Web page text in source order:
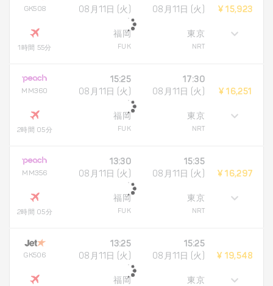
GK508
1時間 55分
08月11日 (火)
福岡
FUK
08月11日 (火)
東京
NRT
¥ 15,923
MM360
2時間 05分
15:25
08月11日 (火)
福岡
FUK
17:30
08月11日 (火)
東京
NRT
¥ 16,251
MM356
2時間 05分
13:30
08月11日 (火)
福岡
FUK
15:35
08月11日 (火)
東京
NRT
¥ 16,297
GK506
13:25
08月11日 (火)
福岡
15:25
08月11日 (火)
東京
¥ 19,548